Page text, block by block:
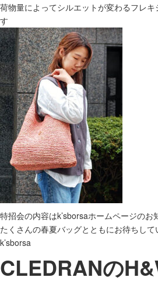
荷物量によってシルエットが変わるフレ
す
特招会の内容はk’sborsaホームページのお
たくさんの春夏バッグとともにお待ちして
k’sborsa
CLEDRANの